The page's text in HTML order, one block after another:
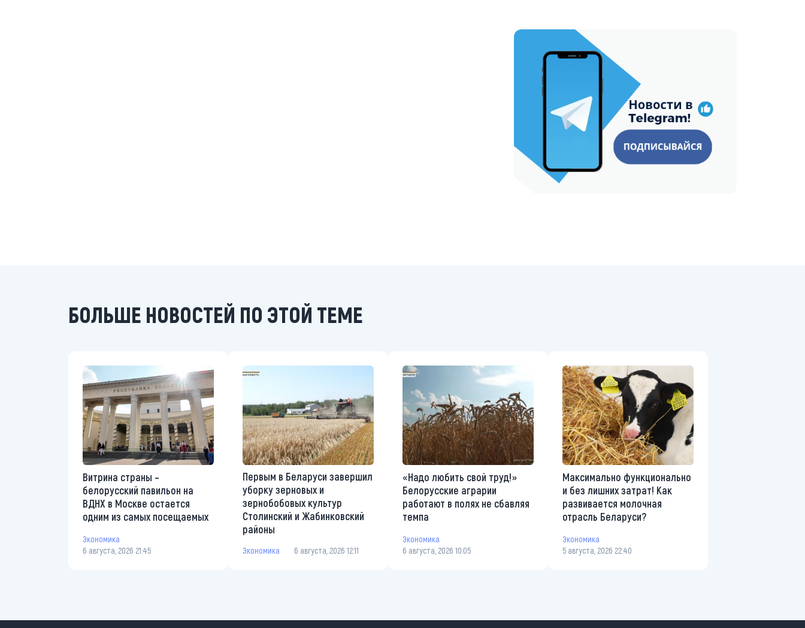
https://t.me/minskctvby
БОЛЬШЕ НОВОСТЕЙ ПО ЭТОЙ ТЕМЕ
Витрина страны –
белорусский павильон на
ВДНХ в Москве остается
одним из самых посещаемых
Экономика
6 августа, 2026 21:45
Первым в Беларуси завершил
уборку зерновых и
зернобобовых культур
Столинский и Жабинковский
районы
Экономика 6 августа, 2026 12:11
«Надо любить свой труд!»
Белорусские аграрии
работают в полях не сбавляя
темпа
Экономика
6 августа, 2026 10:05
Максимально функционально
и без лишних затрат! Как
развивается молочная
отрасль Беларуси?
Экономика
5 августа, 2026 22:40